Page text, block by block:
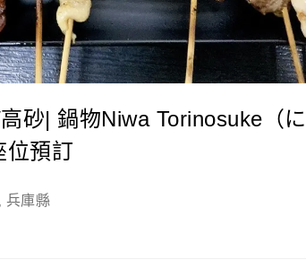
砂| 鍋物Niwa Torinosuke（
位預訂
兵庫縣